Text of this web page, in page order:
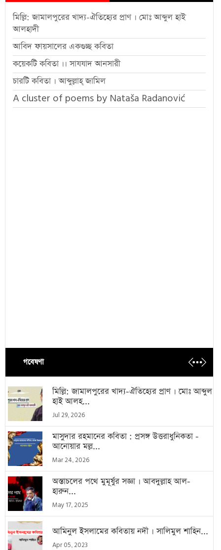
মিল্লি: জামালপুরের খাদ্য-ঐতিহ্যের প্রাণ । মোঃ আব্দুল হাই
আলহাদী
আবিদ ফায়সালের একগুচ্ছ কবিতা
কয়েকটি কবিতা ।। সাযযাদ আনসারী
চারটি কবিতা । আব্দুল্লাহ্ জামিল
A cluster of poems by Nataša Radanović
গবেষণা
মিল্লি: জামালপুরের খাদ্য-ঐতিহ্যের প্রাণ । মোঃ আব্দুল
হাই আলহ...
Jul 29, 2026
মাসুদার রহমানের কবিতা : প্রসঙ্গ উত্তরাধুনিকতা -
আনোয়ার মল্ল...
Mar 24, 2026
অস্তাচলের পথে মুমূর্ষুর সজ্ঞা । আবদুল্লাহ আল-
হারুন...
May 17, 2025
আমিনুল ইসলামের কবিতায় নদী । সালিমুল শাহিন...
Apr 05, 2023